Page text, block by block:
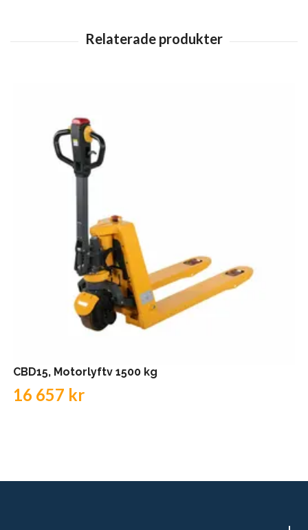
CBD15, Motorlyftv 1500 kg
16 657 kr